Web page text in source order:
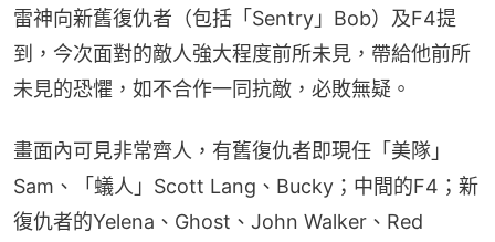
雷神向新舊復仇者（包括「Sentry」Bob）及F4提
到，今次面對的敵人強大程度前所未見，帶給他前所
未見的恐懼，如不合作一同抗敵，必敗無疑。
畫面內可見非常齊人，有舊復仇者即現任「美隊」
Sam、「蟻人」Scott Lang、Bucky；中間的F4；新
復仇者的Yelena、Ghost、John Walker、Red